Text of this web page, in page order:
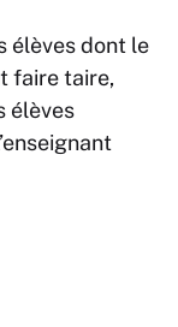
élèves dont le
faire taire,
élèves